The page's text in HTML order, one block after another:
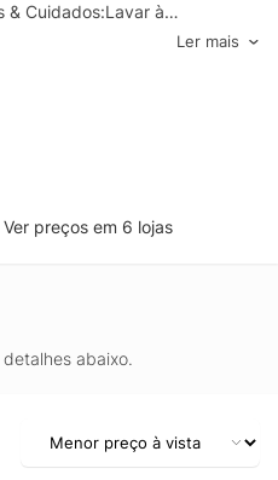
& Cuidados:Lavar à
BrancoMarca: Tommy
Ler mais
Ver preços em 6 lojas
abaixo.